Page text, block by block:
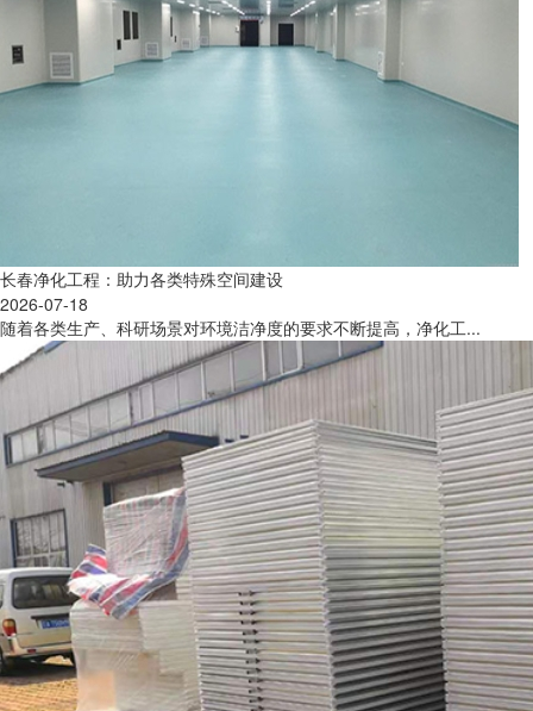
长春净化工程：助力各类特殊空间建设
2026-07-18
随着各类生产、科研场景对环境洁净度的要求不断提高，净化工...